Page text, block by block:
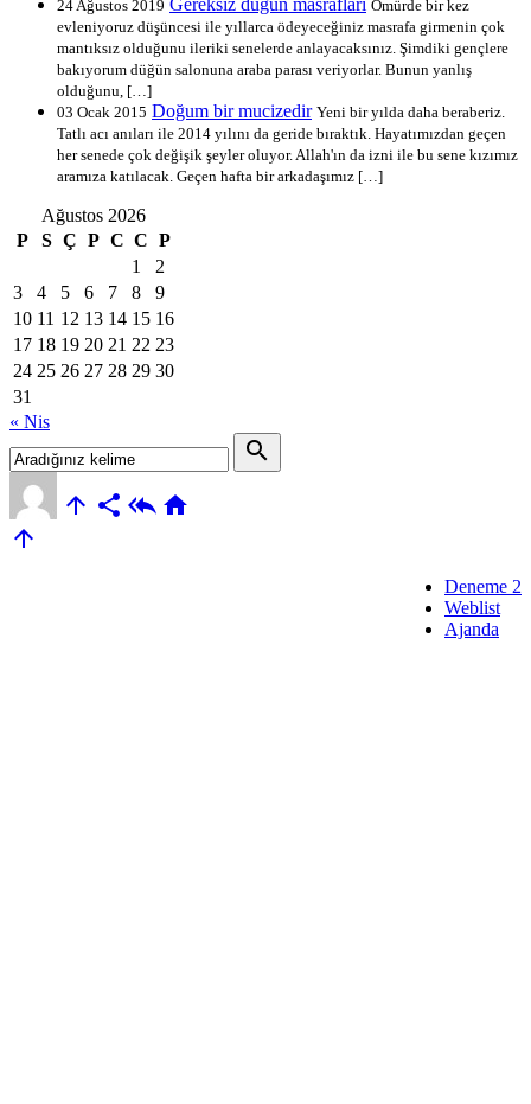
24 Ağustos 2019
Ömürde bir kez
evleniyoruz düşüncesi ile yıllarca ödeyeceğiniz masrafa girmenin çok
mantıksız olduğunu ileriki senelerde anlayacaksınız. Şimdiki gençlere
bakıyorum düğün salonuna araba parası veriyorlar. Bunun yanlış
olduğunu, […]
03 Ocak 2015 Doğum bir mucizedir Yeni bir yılda daha beraberiz.
Tatlı acı anıları ile 2014 yılını da geride bıraktık. Hayatımızdan geçen
her senede çok değişik şeyler oluyor. Allah'ın da izni ile bu sene kızımız
aramıza katılacak. Geçen hafta bir arkadaşımız […]
Ağustos 2026
P
S Ç P C C P
1
2
3
4 5 6 7 8
9
10 11 12 13 14 15 16
17 18 19 20 21 22 23
24 25 26 27 28 29 30
31
« Nis
search
   

Deneme 2
Weblist
Ajanda